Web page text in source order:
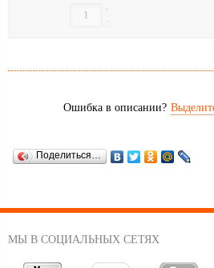
-
+
Ошибка в описании?
Поделиться…
МЫ В СОЦИАЛЬНЫХ СЕТЯХ